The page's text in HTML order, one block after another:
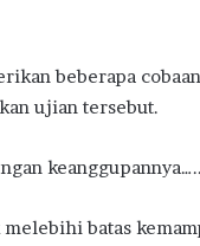
beberapa
ujian tersebut.
batas